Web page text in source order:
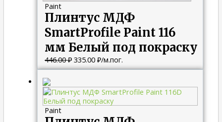
Paint
Плинтус МДФ
SmartProfile Paint 116
мм Белый под покраску
446.00₽ 335.00 ₽/м.пог.
Paint
составляла
376.00 ₽.
282.00 ₽.